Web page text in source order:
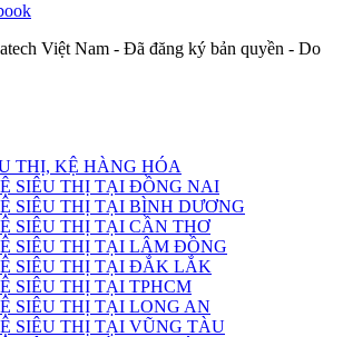
Việt Nam - Đã đăng ký bản quyền - Do
THỊ, KỆ HÀNG HÓA
SIÊU THỊ TẠI ĐỒNG NAI
SIÊU THỊ TẠI BÌNH DƯƠNG
SIÊU THỊ TẠI CẦN THƠ
SIÊU THỊ TẠI LÂM ĐỒNG
SIÊU THỊ TẠI ĐẮK LẮK
SIÊU THỊ TẠI TPHCM
SIÊU THỊ TẠI LONG AN
SIÊU THỊ TẠI VŨNG TÀU